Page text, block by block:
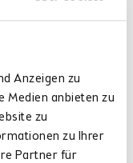
Anzeigen zu
Medien anbieten zu
zu
zu Ihrer
Partner für